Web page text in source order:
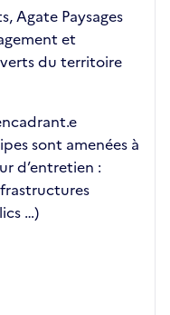
Agate Paysages
et
verts du territoire
sont amenées à
d’entretien :
…)